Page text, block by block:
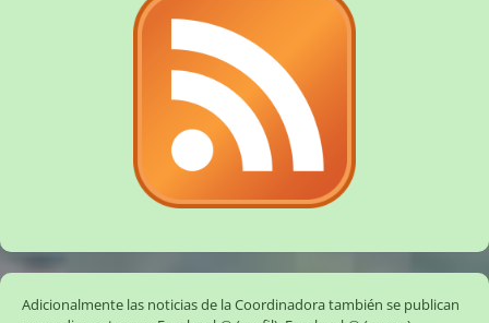
Adicionalmente las noticias de la Coordinadora también se publican